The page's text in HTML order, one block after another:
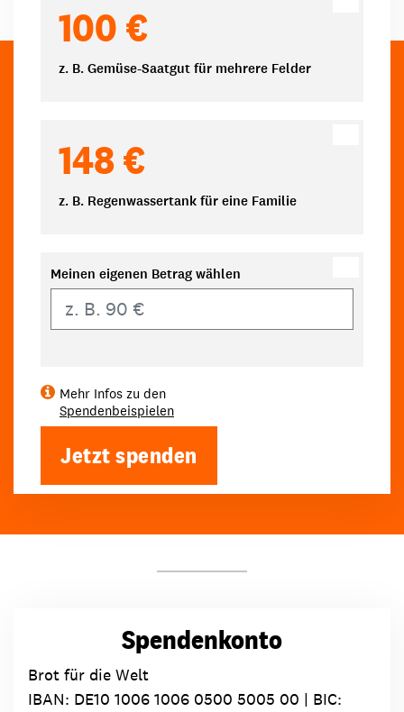
100 €
z. B. Gemüse-Saatgut für mehrere Felder
148 €
z. B. Regenwassertank für eine Familie
Meinen eigenen Betrag wählen
Mehr Infos zu den
Spendenbeispielen
Jetzt spenden
Spendenkonto
Brot für die Welt
IBAN: DE10 1006 1006 0500 5005 00 | BIC: